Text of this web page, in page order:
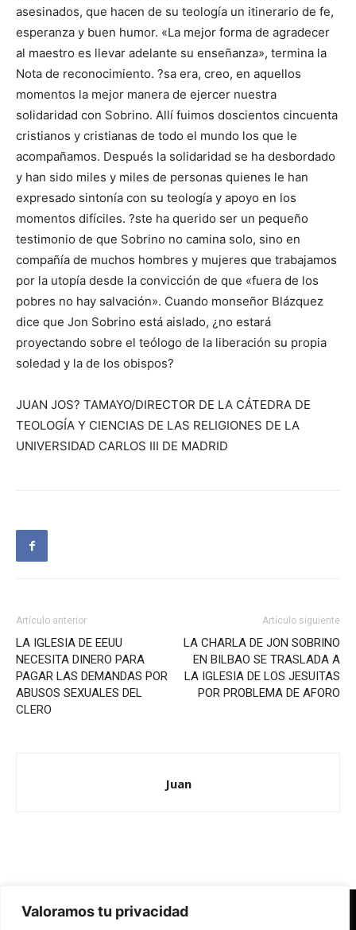
Valoramos tu privacidad
asesinados, que hacen de su teología un itinerario de fe,
esperanza y buen humor. «La mejor forma de agradecer
al maestro es llevar adelante su enseñanza», termina la
Nota de reconocimiento. ?sa era, creo, en aquellos
momentos la mejor manera de ejercer nuestra
solidaridad con Sobrino. Allí fuimos doscientos cincuenta
cristianos y cristianas de todo el mundo los que le
acompañamos. Después la solidaridad se ha desbordado
y han sido miles y miles de personas quienes le han
expresado sintonía con su teología y apoyo en los
momentos difíciles. ?ste ha querido ser un pequeño
testimonio de que Sobrino no camina solo, sino en
compañía de muchos hombres y mujeres que trabajamos
por la utopía desde la convicción de que «fuera de los
pobres no hay salvación». Cuando monseñor Blázquez
dice que Jon Sobrino está aislado, ¿no estará
proyectando sobre el teólogo de la liberación su propia
soledad y la de los obispos?
JUAN JOS? TAMAYO/DIRECTOR DE LA CÁTEDRA DE
TEOLOGÍA Y CIENCIAS DE LAS RELIGIONES DE LA
UNIVERSIDAD CARLOS III DE MADRID
Artículo anterior
LA IGLESIA DE EEUU
NECESITA DINERO PARA
PAGAR LAS DEMANDAS POR
ABUSOS SEXUALES DEL
CLERO
Artículo siguiente
LA CHARLA DE JON SOBRINO
EN BILBAO SE TRASLADA A
LA IGLESIA DE LOS JESUITAS
POR PROBLEMA DE AFORO
Juan
Redes Cristianas